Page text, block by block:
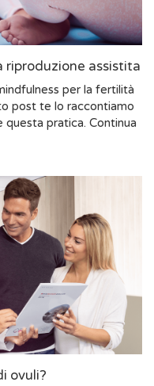
riproduzione assistita
per la fertilità
post te lo raccontiamo
questa pratica. Continua
ovuli?